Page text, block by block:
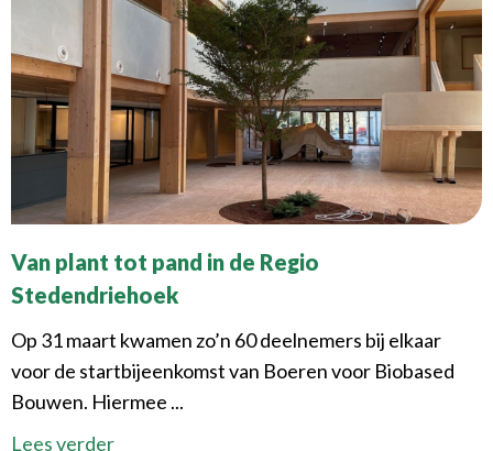
Van plant tot pand in de Regio
Stedendriehoek
Op 31 maart kwamen zo’n 60 deelnemers bij elkaar
voor de startbijeenkomst van Boeren voor Biobased
Bouwen. Hiermee ...
Lees verder